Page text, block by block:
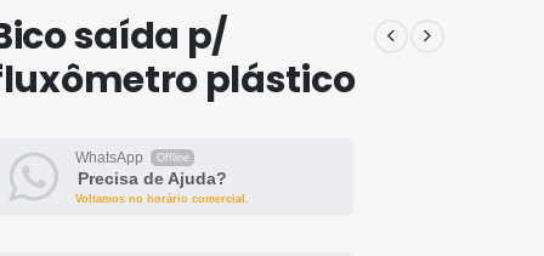
saída p/
plástico
WhatsApp Offline
Precisa de Ajuda?
Voltamos no horário comercial.